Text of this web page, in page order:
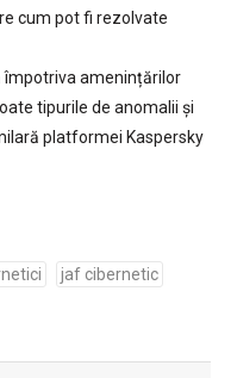
cum pot fi rezolvate
împotriva amenințărilor
tipurile de anomalii și
platformei Kaspersky
jaf cibernetic